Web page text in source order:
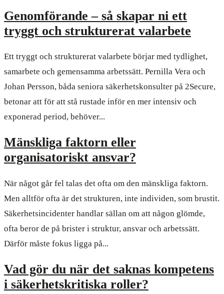
Genomförande – så skapar ni ett
tryggt och strukturerat valarbete
Ett tryggt och strukturerat valarbete börjar med tydlighet,
samarbete och gemensamma arbetssätt. Pernilla Vera och
Johan Persson, båda seniora säkerhetskonsulter på 2Secure,
betonar att för att stå rustade inför en mer intensiv och
exponerad period, behöver...
Mänskliga faktorn eller
organisatoriskt ansvar?
När något går fel talas det ofta om den mänskliga faktorn.
Men alltför ofta är det strukturen, inte individen, som brustit.
Säkerhetsincidenter handlar sällan om att någon glömde,
ofta beror de på brister i struktur, ansvar och arbetssätt.
Därför måste fokus ligga på...
Vad gör du när det saknas kompetens
i säkerhetskritiska roller?